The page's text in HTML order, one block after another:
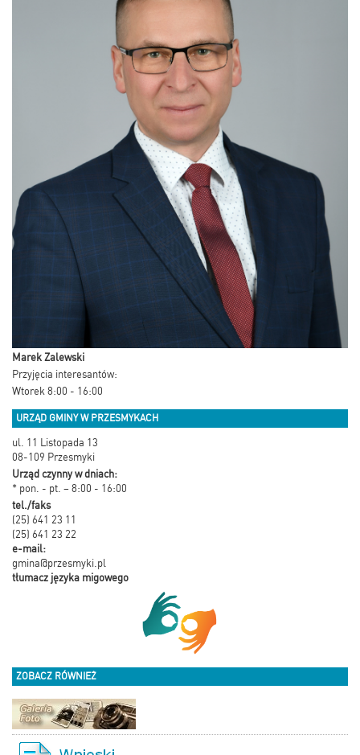
Marek Zalewski
Przyjęcia interesantów:
Wtorek 8:00 - 16:00
URZĄD GMINY W PRZESMYKACH
ul. 11 Listopada 13
08-109 Przesmyki
Urząd czynny w dniach:
* pon. - pt. – 8:00 - 16:00
tel./faks
(25) 641 23 11
(25) 641 23 22
e-mail:
gmina@przesmyki.pl
tłumacz języka migowego
ZOBACZ RÓWNIEŻ